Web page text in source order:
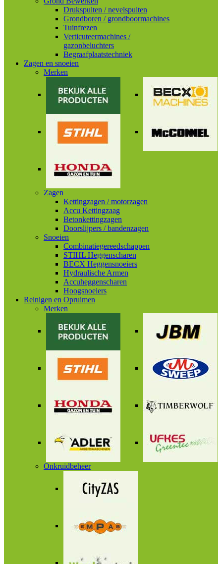
Drukspuiten / nevelspuiten
Grondboren / grondboormachines
Tuinfrezen
Verticuteermachines /
gazonbeluchters
Begraafplaatstechniek
Zagen en snoeien
Merken
Zagen
Kettingzagen / motorzagen
Accu Kettingzaag
Betonkettingzagen
Doorslijpers / bandenzagen
Snoeien
Combinatiegereedschappen
STIHL Heggenscharen
BECX Heggensnoeiers
Hydraulische Armen
Accuheggenscharen
Hoogsnoeiers
Reinigen en Opruimen
Merken
Onkruidbeheer